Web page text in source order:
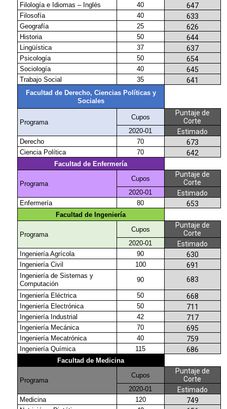
Filología e Idiomas – Inglés 40 647
Filosofía 40 633
Geografía 25 626
Historia 50 644
Lingüística 37 637
Psicología 50 654
Sociología 40 645
Trabajo Social 35 641
Facultad de Derecho, Ciencias Políticas y
Sociales
Programa
Cupos
Puntaje de
Corte
2020-01 Estimado
Derecho 70 673
Ciencia Política 70 642
Facultad de Enfermería
Programa
Cupos
Puntaje de
Corte
2020-01 Estimado
Enfermería 80 653
Facultad de Ingeniería
Programa
Cupos
Puntaje de
Corte
2020-01 Estimado
Ingeniería Agrícola 90 630
Ingeniería Civil 100 691
Ingeniería de Sistemas y
Computación
90 683
Ingeniería Eléctrica 50 668
Ingeniería Electrónica 50 711
Ingeniería Industrial 42 717
Ingeniería Mecánica 70 695
Ingeniería Mecatrónica 40 759
Ingeniería Química 115 686
Facultad de Medicina
Programa
Cupos
Puntaje de
Corte
2020-01 Estimado
Medicina 120 749